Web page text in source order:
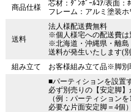
商品仕様
芯材：ﾀﾞﾝﾎﾞｰﾙｺｱ/表面：
フレーム：アルミ塗装ホ
送料
法人様配送費無料
※個人様宅への配送費は
※北海道・沖縄県・離島
送料が発生いたします(別
組み立て
お客様組み立て品※脚別
■パーティションを設置
必ず別売りの【安定脚】
（例：パーティション
必要な片面安定脚＝4個）